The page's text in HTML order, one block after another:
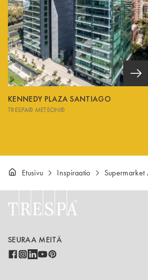
KENNEDY PLAZA SANTIAGO
TRESPA® METEON®
Etusivu Inspiraatio
SEURAA MEITÄ